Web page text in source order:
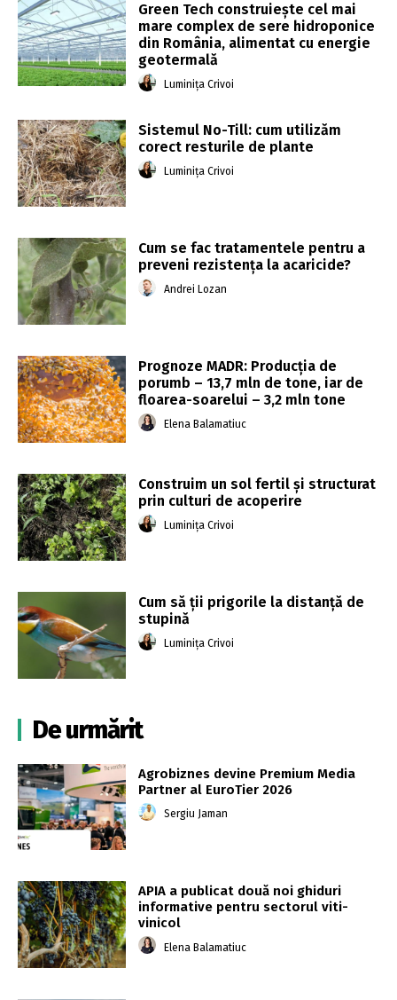
Green Tech construiește cel mai
mare complex de sere hidroponice
din România, alimentat cu energie
geotermală
Luminița Crivoi
Sistemul No-Till: cum utilizăm
corect resturile de plante
Luminița Crivoi
Cum se fac tratamentele pentru a
preveni rezistența la acaricide?
Andrei Lozan
Prognoze MADR: Producţia de
porumb – 13,7 mln de tone, iar de
floarea-soarelui – 3,2 mln tone
Elena Balamatiuc
Construim un sol fertil și structurat
prin culturi de acoperire
Luminița Crivoi
Cum să ții prigorile la distanță de
stupină
Luminița Crivoi
De urmărit
Agrobiznes devine Premium Media
Partner al EuroTier 2026
Sergiu Jaman
APIA a publicat două noi ghiduri
informative pentru sectorul viti-
vinicol
Elena Balamatiuc